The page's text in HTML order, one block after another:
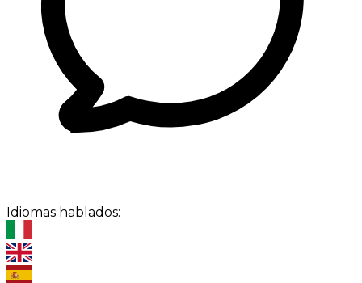
Idiomas hablados: